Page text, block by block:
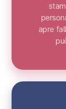
apre